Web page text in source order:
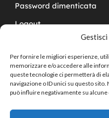
Gestisci
Per fornire le migliori esperienze,
memorizzare e/o accedere alle
queste tecnologie ci permetterà di
navigazione o ID unici su questo
può influire negativamente su
Password dimenticata
Logout
Copyright ©